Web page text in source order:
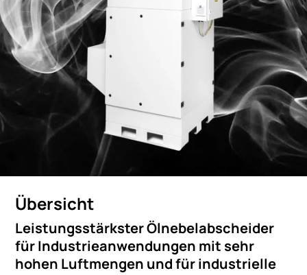
Übersicht
Leistungsstärkster Ölnebelabscheider
für Industrieanwendungen mit sehr
hohen Luftmengen und für industrielle